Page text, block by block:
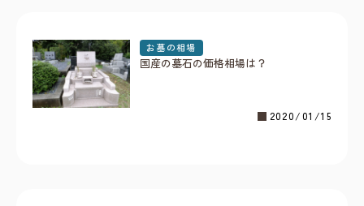
お墓の相場
2020/01/15
国産の墓石の価格相場は？